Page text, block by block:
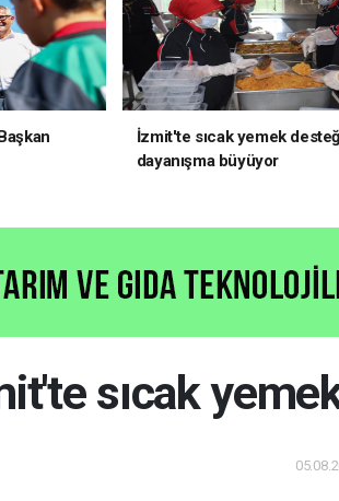
İzmit'te sıcak yemek
dayanışma büyüyor
sıcak